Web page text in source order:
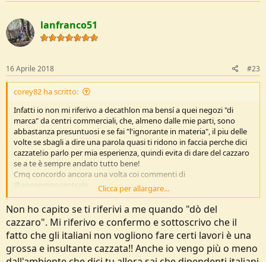
lanfranco51
16 Aprile 2018 #23
corey82 ha scritto:
Infatti io non mi riferivo a decathlon ma bensí a quei negozi "di
marca" da centri commerciali, che, almeno dalle mie parti, sono
abbastanza presuntuosi e se fai "l'ignorante in materia", il piu delle
volte se sbagli a dire una parola quasi ti ridono in faccia perche dici
cazzate!io parlo per mia esperienza, quindi evita di dare del cazzaro
se a te è sempre andato tutto bene!
Cmq concordo ancora una volta coi commenti di
@appenninocentrale
Poi per il discorso " lavori che gli italiani non vogliono fare"....pensa
allo spazzino, al lavoro di carico/scarico e pulizia aerei negli
aeroporti, guarda anche i corrireri....qui, sda brt e gls vedi
praticamente solo extracomunitari,e fidati, arrivo sia dal mondo
dell'aeroporto oltre che del corriere, ed ero in dhl....certe cose le ho
viste di persona, ti fanno lavorare come un mulo sia da una parte
che dall'altra, e di ragazzini d'oggi non ne vedi nemmeno l'ombra
Clicca per allargare...
Non ho capito se ti riferivi a me quando "dò del
cazzaro". Mi riferivo e confermo e sottoscrivo che il
fatto che gli italiani non vogliono fare certi lavori è una
grossa e insultante cazzata!! Anche io vengo più o meno